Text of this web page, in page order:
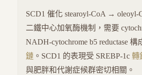
SCD1 催化 stearoyl-CoA → oleoyl-
二鐵中心加氧酶機制，需要
NADH-cytochrome b5 reductase 構
鏈 。SCD1 的表現受 SREBP-1c 轉
與肥胖和代謝症候群密切相關。